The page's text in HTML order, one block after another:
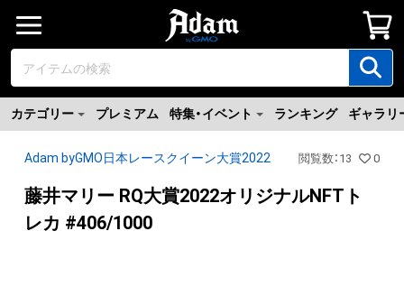
カテゴリー プレミアム 特集・イベント ランキング ギャラリ
Adam byGMO日本レースクイーン大賞2022 閲覧数 ： 13 0
藤井マリー RQ大賞2022オリジナルNFTト
レカ #406/1000